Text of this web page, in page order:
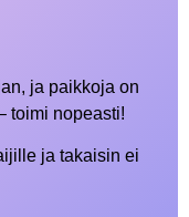
ja paikkoja on
toimi nopeasti!
ja takaisin ei